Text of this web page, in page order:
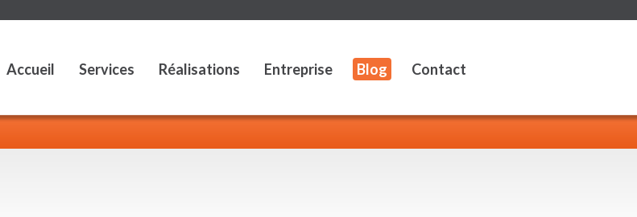
Accueil Services Réalisations Entreprise Blog Contact